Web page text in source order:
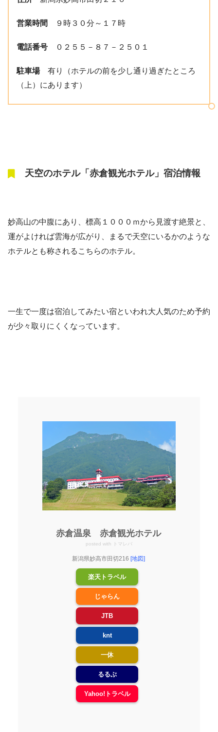
営業時間 ９時３０分～１７時
電話番号 ０２５５－８７－２５０１
駐車場有り（ホテルの前を少し通り過ぎたところ
（上）にあります）
天空のホテル「赤倉観光ホテル」宿泊情報
妙高山の中腹にあり、標高１０００ｍから見渡す絶景と、
運がよければ雲海が広がり、まるで天空にいるかのような
ホテルとも称されるこちらのホテル。
一生で一度は宿泊してみたい宿といわれ大人気のため予約
が少々取りにくくなっています。
赤倉温泉 赤倉観光ホテル
posted with トマレバ
新潟県妙高市田切216[地図]
楽天トラベル
じゃらん
JTB
knt
一休
るるぶ
Yahoo!トラベル